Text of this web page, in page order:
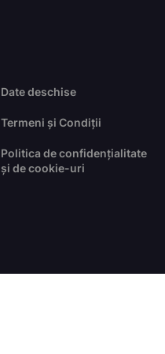
Date deschise
Termeni și Condiții
Politica de confidențialitate
și de cookie-uri